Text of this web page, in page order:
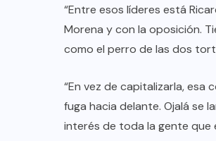
“Entre esos líderes está
Morena y con la oposición.
como el perro de las dos
“En vez de capitalizarla,
fuga hacia delante. Ojalá se
interés de toda la gente que